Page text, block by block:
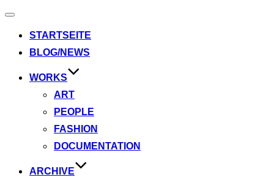
Navigation
STARTSEITE
BLOG/NEWS
WORKS
ART
PEOPLE
FASHION
DOCUMENTATION
ARCHIVE